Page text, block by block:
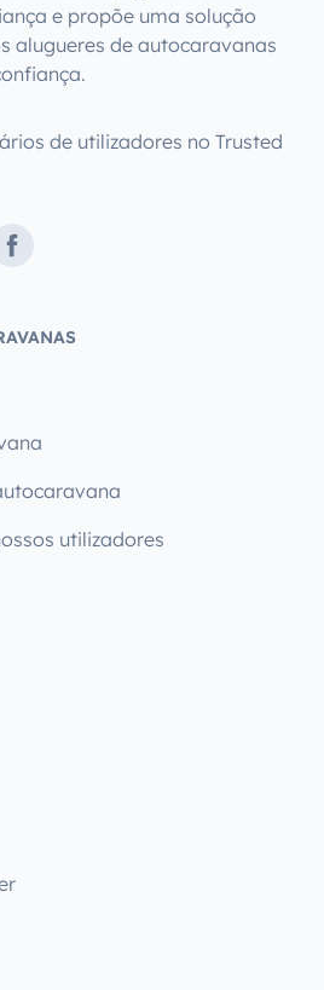
e propõe uma solução
alugueres de autocaravanas
de utilizadores no Trusted
Facebook
utilizadores